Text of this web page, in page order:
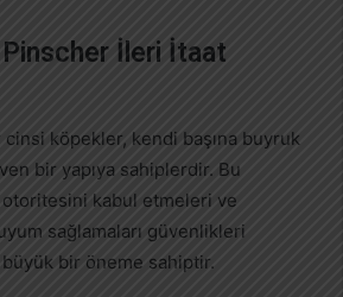
İleri İtaat
köpekler, kendi başına buyruk
bir yapıya sahiplerdir. Bu
kabul etmeleri ve
sağlamaları güvenlikleri
büyük bir öneme sahiptir.